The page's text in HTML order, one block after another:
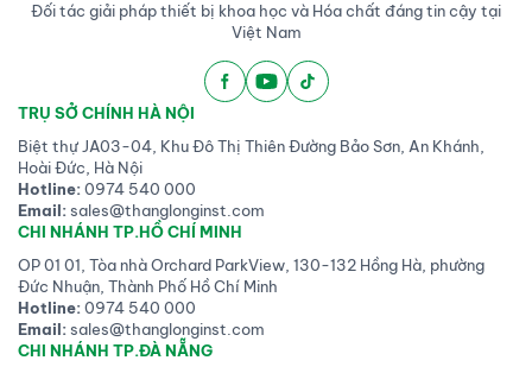
Đối tác giải pháp thiết bị khoa học và Hóa chất đáng tin cậy tại
Việt Nam
TRỤ SỞ CHÍNH HÀ NỘI
Biệt thự JA03-04, Khu Đô Thị Thiên Đường Bảo Sơn, An Khánh,
Hoài Đức, Hà Nội
Hotline:0974 540 000
Email:sales@thanglonginst.com
CHI NHÁNH TP.HỒ CHÍ MINH
OP 01 01, Tòa nhà Orchard ParkView, 130-132 Hồng Hà, phường
Đức Nhuận, Thành Phố Hồ Chí Minh
Hotline:0974 540 000
Email:sales@thanglonginst.com
CHI NHÁNH TP.ĐÀ NẴNG